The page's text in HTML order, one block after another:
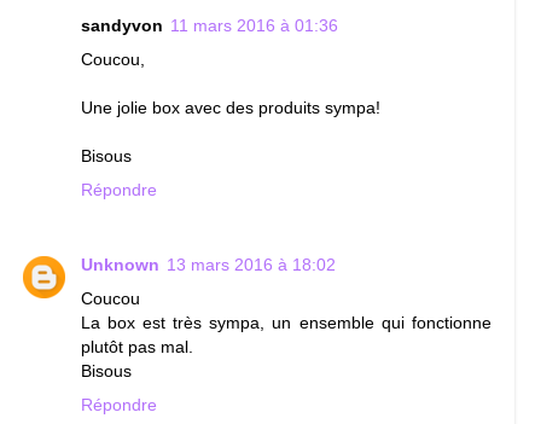
sandyvon 11 mars 2016 à 01:36
Coucou,
Une jolie box avec des produits sympa!
Bisous
Répondre
Unknown 13 mars 2016 à 18:02
Coucou
La box est très sympa, un ensemble qui fonctionne
plutôt pas mal.
Bisous
Répondre